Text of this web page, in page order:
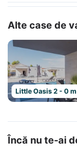
Alte case de
Little Oasis 2 - 0 m
Încă nu te-ai